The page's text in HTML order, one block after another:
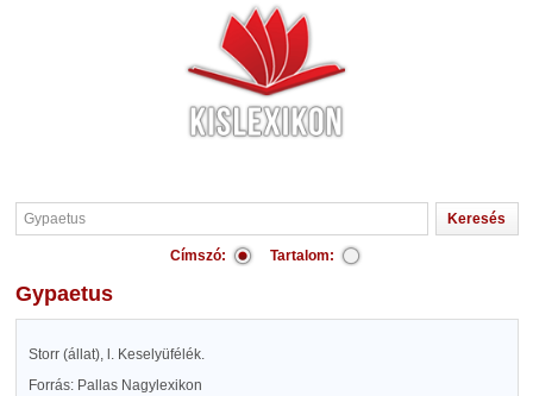
Címszó: Tartalom:
Gypaetus
Storr (állat), l. Keselyüfélék.
Forrás: Pallas Nagylexikon